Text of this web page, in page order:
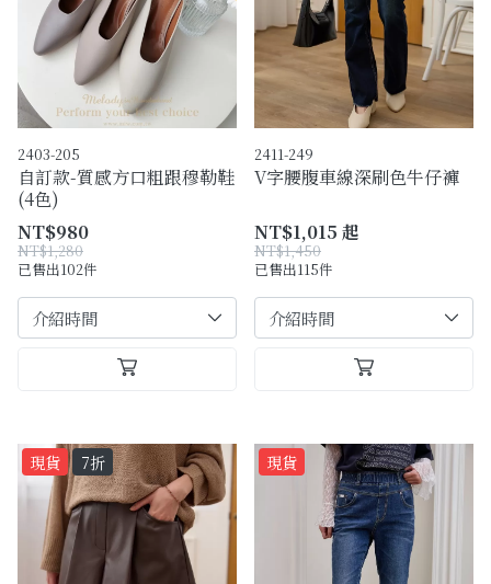
Facebook粉絲專頁
Facebook社團
Instagram
2403-205
自訂款-質感方口粗跟穆勒鞋
(4色)
NT$980
NT$1,280
已售出102件
2411-249
V字腰腹車線深刷色牛仔褲
NT$1,015 起
NT$1,450
已售出115件
現貨 7折 現貨